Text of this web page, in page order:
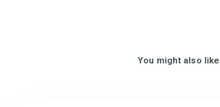
You might also like